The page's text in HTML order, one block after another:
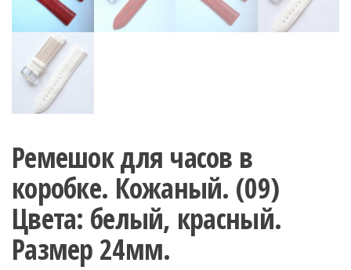
Ремешок для часов в
коробке. Кожаный. (09)
Цвета: белый, красный.
Размер 24мм.